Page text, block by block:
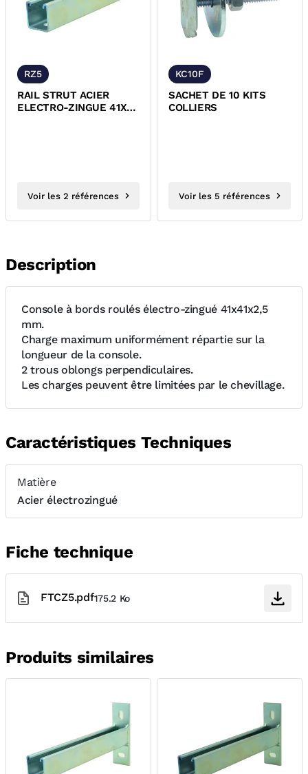
RZ5
RAIL STRUT ACIER
ELECTRO-ZINGUE 41X41
Voir les 2 références
KC10F
SACHET DE 10 KITS
COLLIERS
Voir les 5 références
Description
Console à bords roulés électro-zingué 41x41x2,5
mm.
Charge maximum uniformément répartie sur la
longueur de la console.
2 trous oblongs perpendiculaires.
Les charges peuvent être limitées par le chevillage.
Caractéristiques Techniques
Matière
Acier électrozingué
Fiche technique
FTCZ5.pdf175.2 Ko
Produits similaires